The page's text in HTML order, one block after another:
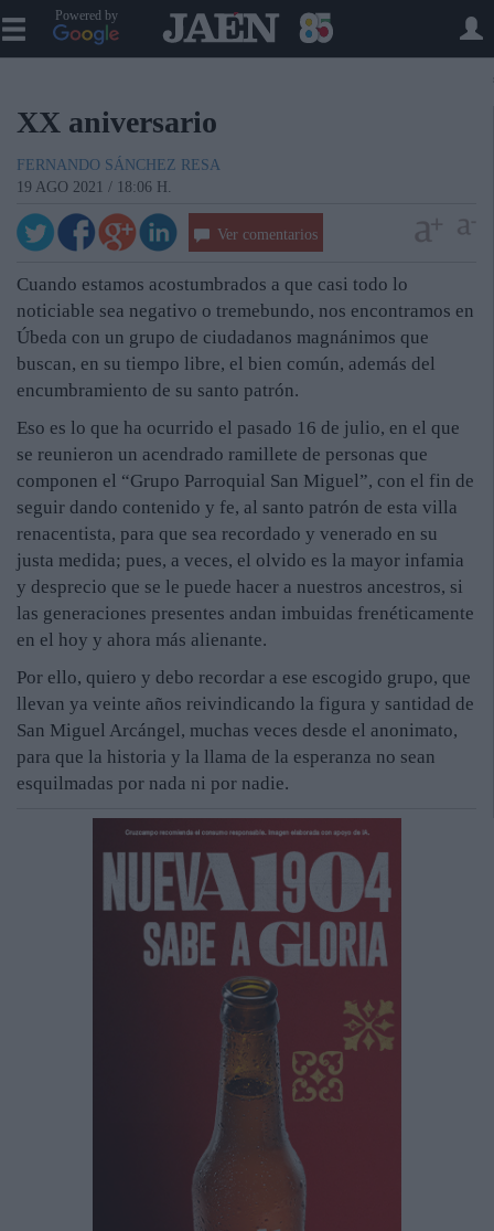
Powered by
XX aniversario
FERNANDO SÁNCHEZ RESA
19 AGO 2021 / 18:06 H.
Ver comentarios
Cuando estamos acostumbrados a que casi todo lo
noticiable sea negativo o tremebundo, nos encontramos en
Úbeda con un grupo de ciudadanos magnánimos que
buscan, en su tiempo libre, el bien común, además del
encumbramiento de su santo patrón.
Eso es lo que ha ocurrido el pasado 16 de julio, en el que
se reunieron un acendrado ramillete de personas que
componen el “Grupo Parroquial San Miguel”, con el fin de
seguir dando contenido y fe, al santo patrón de esta villa
renacentista, para que sea recordado y venerado en su
justa medida; pues, a veces, el olvido es la mayor infamia
y desprecio que se le puede hacer a nuestros ancestros, si
las generaciones presentes andan imbuidas frenéticamente
en el hoy y ahora más alienante.
Por ello, quiero y debo recordar a ese escogido grupo, que
llevan ya veinte años reivindicando la figura y santidad de
San Miguel Arcángel, muchas veces desde el anonimato,
para que la historia y la llama de la esperanza no sean
esquilmadas por nada ni por nadie.